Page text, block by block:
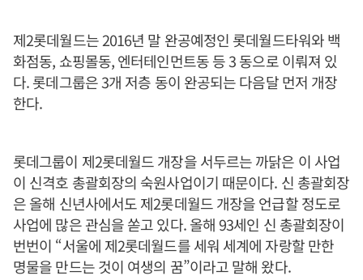
제2롯데월드는 2016년 말 완공예정인 롯데월드타워와 백
화점동, 쇼핑몰동, 엔터테인먼트동 등 3 동으로 이뤄져 있
다. 롯데그룹은 3개 저층 동이 완공되는 다음달 먼저 개장
한다.
롯데그룹이 제2롯데월드 개장을 서두르는 까닭은 이 사업
이 신격호 총괄회장의 숙원사업이기 때문이다. 신 총괄회장
은 올해 신년사에서도 제2롯데월드 개장을 언급할 정도로
사업에 많은 관심을 쏟고 있다. 올해 93세인 신 총괄회장이
번번이 “서울에 제2롯데월드를 세워 세계에 자랑할 만한
명물을 만드는 것이 여생의 꿈”이라고 말해 왔다.